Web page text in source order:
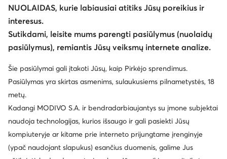
© eavalyne.lt 2026
Taisyklės
Pakeisti nustatymus
Privatumo politika
Duomenų apsauga
NUOLAIDAS, kurie labiausiai atitiks Jūsų poreikius ir
interesus.
Sutikdami, leisite mums parengti pasiūlymus (nuolaidų
pasiūlymus), remiantis Jūsų veiksmų internete analize.
Šie pasiūlymai gali įtakoti Jūsų, kaip Pirkėjo sprendimus.
Pasiūlymas yra skirtas asmenims, sulaukusiems pilnametystės, 18
metų.
Kadangi MODIVO S.A. ir bendradarbiaujantys su įmone subjektai
naudoja technologijas, kurios išsaugo ir gali pasiekti Jūsų
kompiuteryje ar kitame prie interneto prijungtame įrenginyje
(ypač naudojant slapukus) esančius duomenis, galime Jus